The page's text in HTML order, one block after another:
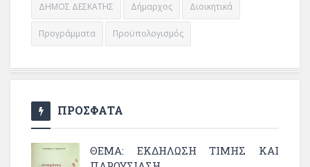
ΔΗΜΟΣ ΔΕΣΚΑΤΗΣ Δήμαρχος Διοικητικά
Προγράμματα Προϋπολογισμός
ΠΡΟΣΦΑΤΑ
ΘΈΜΑ: ΕΚΔΉΛΩΣΗ ΤΙΜΉΣ ΚΑΙ